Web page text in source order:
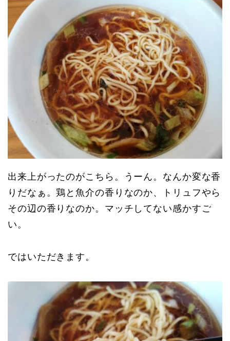
出来上がったのがこちら。うーん。なんか変な香
りだなぁ。鶏と魚介の香りなのか、トリュフやら
その辺の香りなのか。マッチしてない感かすご
い。
ではいただきます。